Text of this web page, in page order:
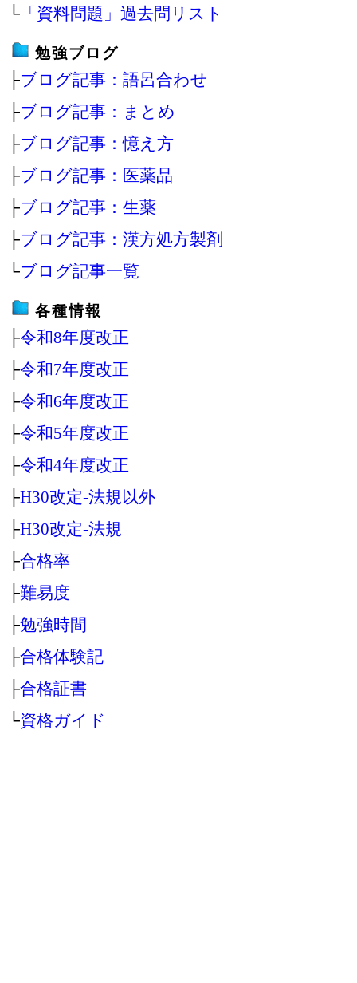
└ 「資料問題」過去問リスト
勉強ブログ
├ブログ記事：語呂合わせ
├ブログ記事：まとめ
├ブログ記事：憶え方
├ブログ記事：医薬品
├ブログ記事：生薬
├ブログ記事：漢方処方製剤
└ブログ記事一覧
各種情報
├令和8年度改正
├令和7年度改正
├令和6年度改正
├令和5年度改正
├令和4年度改正
├H30改定‐法規以外
├H30改定‐法規
├合格率
├難易度
├勉強時間
├合格体験記
├合格証書
└資格ガイド